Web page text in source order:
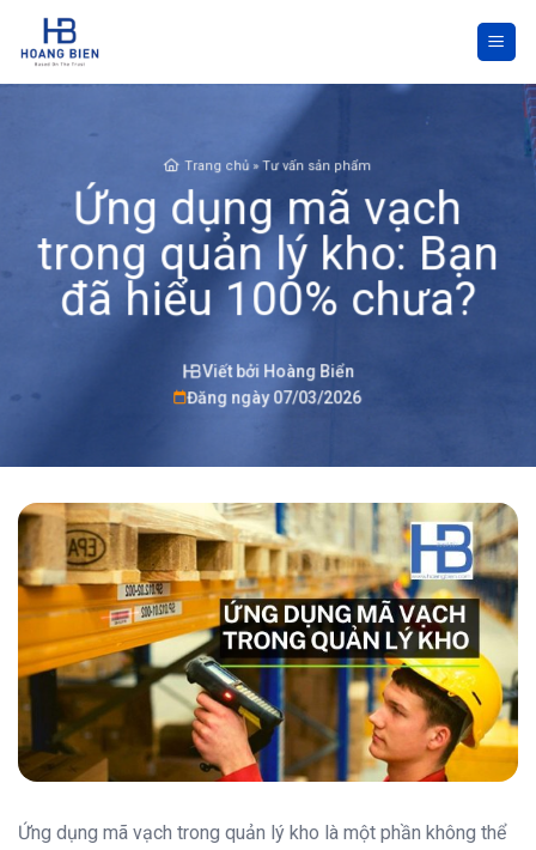
content
Trang chủ »Tư vấn sản phẩm
Ứng dụng mã vạch
trong quản lý kho: Bạn
đã hiểu 100% chưa?
Viết bởi Hoàng Biển
Đăng ngày 07/03/2026
Ứng dụng mã vạch trong quản lý kho là một phần không thể